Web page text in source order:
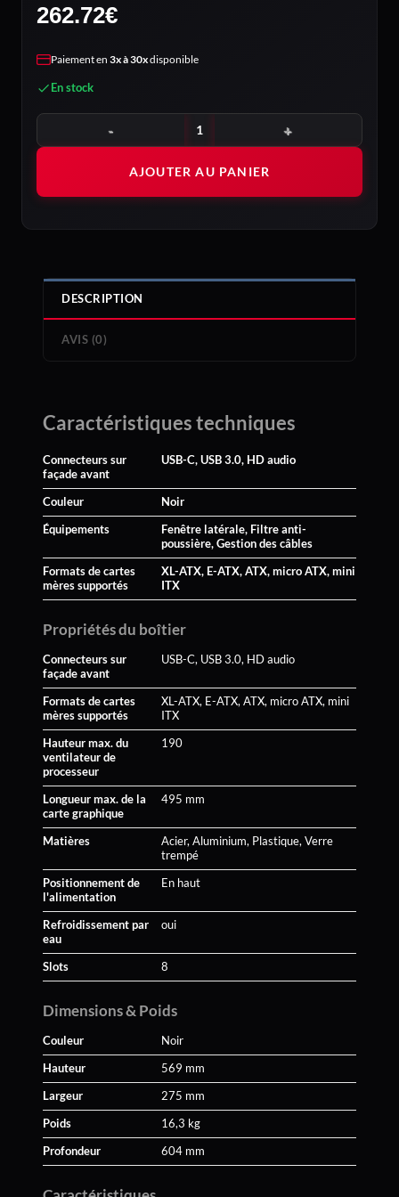
262.72€
Paiement en 3x à 30xdisponible
En stock
quantité de BE QUIET! Dark Base Pro 901
AJOUTER AU PANIER
DESCRIPTION
AVIS (0)
Caractéristiques techniques
Connecteurs sur
façade avant
USB-C, USB 3.0, HD audio
Couleur Noir
Équipements
Fenêtre latérale, Filtre anti-
poussière, Gestion des câbles
Formats de cartes
mères supportés
XL-ATX, E-ATX, ATX, micro ATX, mini
ITX
Propriétés du boîtier
Connecteurs sur
façade avant
USB-C, USB 3.0, HD audio
Formats de cartes
mères supportés
XL-ATX, E-ATX, ATX, micro ATX, mini
ITX
Hauteur max. du
ventilateur de
processeur
190
Longueur max. de la
carte graphique
495 mm
Matières
Acier, Aluminium, Plastique, Verre
trempé
Positionnement de
l'alimentation
En haut
Refroidissement par
eau
oui
Slots 8
Dimensions & Poids
Couleur Noir
Hauteur 569 mm
Largeur 275 mm
Poids 16,3 kg
Profondeur 604 mm